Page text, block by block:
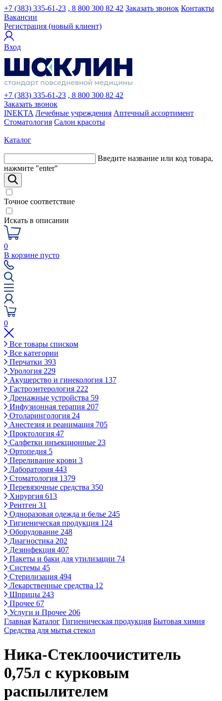
+7 (383) 335-61-23 , 8 800 300 82 42 Заказать звонок Контакты
Вакансии
Регистрация (новый клиент)
Вход
+7 (383) 335-61-23 , 8 800 300 82 42
Заказать звонок
INEKTA Лечебные учреждения Аптечный ассортимент
Стоматология Салон красоты
Каталог
Введите название или код товара,
нажмите "enter"
Точное соответствие
Искать в описании
0
В корзине пусто
0
Все товары списком
Все категории
Перчатки 393
Урология 229
Акушерство и гинекология 137
Гастроэнтерология 222
Дренажные устройства 59
Инфузионная терапия 207
Отоларингология 24
Анестезия и реанимация 705
Проктология 47
Салфетки инъекционные 23
Ортопедия 5
Переливание крови 3
Лаборатория 443
Стоматология 1379
Перевязочные средства 350
Хирургия 613
Рентген 31
Одноразовая одежда и белье 245
Гигиеническая продукция 124
Оборудование 248
Диагностика 202
Дезинфекция 407
Пакеты и баки для утилизации 74
Системы 45
Стерилизация 494
Лекарственные средства 12
Шприцы 243
Прочее 67
Услуги и Прочее 206
Главная Каталог Гигиеническая продукция Бытовая химия
Средства для мытья стекол
Ника-Стеклоочиститель
0,75л с курковым
распылителем